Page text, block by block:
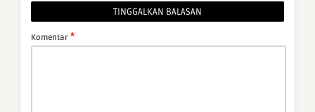
TINGGALKAN BALASAN
Komentar *